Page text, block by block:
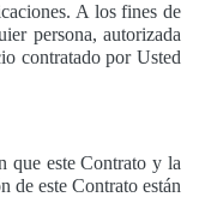
A los fines de
persona, autorizada
contratado por Usted
que este Contrato y la
de este Contrato están